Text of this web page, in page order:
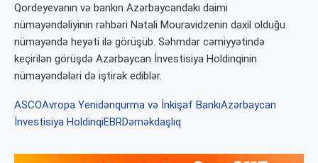
Qordeyevanın və bankın Azərbaycandakı daimi
nümayəndəliyinin rəhbəri Natali Mouravidzenin daxil olduğu
nümayəndə heyəti ilə görüşüb. Səhmdar cəmiyyətində
keçirilən görüşdə Azərbaycan İnvestisiya Holdinqinin
nümayəndələri də iştirak ediblər.
ASCOAvropa Yenidənqurma və İnkişaf BankıAzərbaycan
İnvestisiya HoldinqiEBRDəməkdaşlıq